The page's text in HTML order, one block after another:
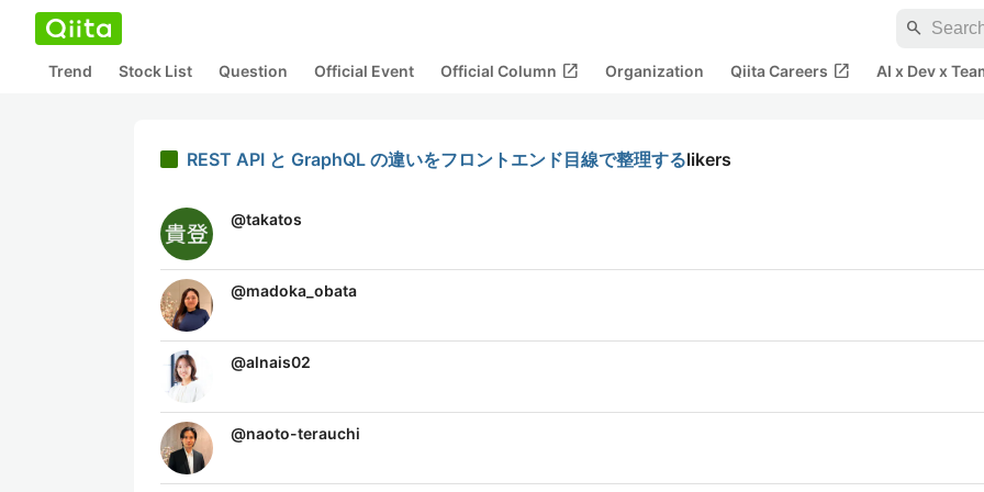
search
Trend Stock List Question Official Event Official Column open_in_new Organization Qiita Careers open_in_new AI x Dev x
REST API と GraphQL の違いをフロントエンド目線で整理するlikers
@takatos
@madoka_obata
@alnais02
@naoto-terauchi